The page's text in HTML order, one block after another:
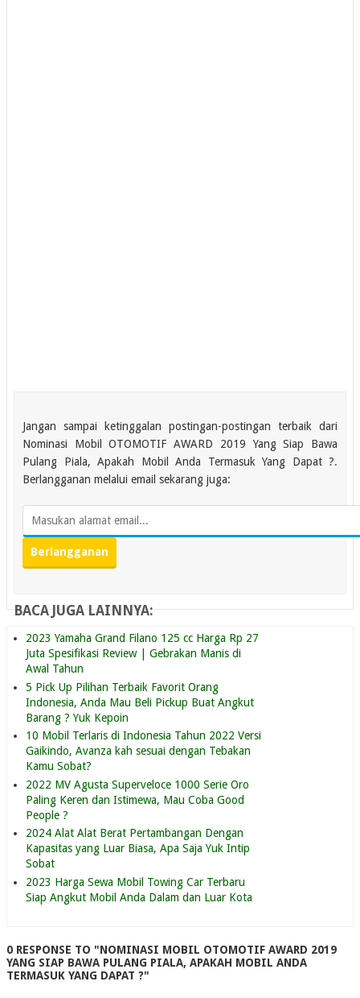
Jangan sampai ketinggalan postingan-postingan terbaik dari
Nominasi Mobil OTOMOTIF AWARD 2019 Yang Siap Bawa
Pulang Piala, Apakah Mobil Anda Termasuk Yang Dapat ?.
Berlangganan melalui email sekarang juga:
BACA JUGA LAINNYA:
2023 Yamaha Grand Filano 125 cc Harga Rp 27
Juta Spesifikasi Review | Gebrakan Manis di
Awal Tahun
5 Pick Up Pilihan Terbaik Favorit Orang
Indonesia, Anda Mau Beli Pickup Buat Angkut
Barang ? Yuk Kepoin
10 Mobil Terlaris di Indonesia Tahun 2022 Versi
Gaikindo, Avanza kah sesuai dengan Tebakan
Kamu Sobat?
2022 MV Agusta Superveloce 1000 Serie Oro
Paling Keren dan Istimewa, Mau Coba Good
People ?
2024 Alat Alat Berat Pertambangan Dengan
Kapasitas yang Luar Biasa, Apa Saja Yuk Intip
Sobat
2023 Harga Sewa Mobil Towing Car Terbaru
Siap Angkut Mobil Anda Dalam dan Luar Kota
0 RESPONSE TO "NOMINASI MOBIL OTOMOTIF AWARD 2019
YANG SIAP BAWA PULANG PIALA, APAKAH MOBIL ANDA
TERMASUK YANG DAPAT ?"